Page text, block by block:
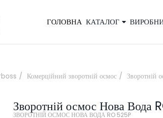
ГОЛОВНА КАТАЛОГ
Комерційний зворотній осмос Зворотній
Зворотній осмос Нова
ЗВОРОТНІЙ ОСМОС НОВА ВОДА RO 525P
Закажите обратный